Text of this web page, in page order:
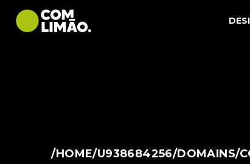
/HOME/U938684256/DOMAINS/